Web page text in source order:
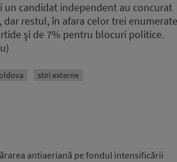
candidat independent au concurat
restul, în afara celor trei
şi de 7% pentru blocuri politice.
stiri externe
antiaeriană pe fondul intensificării